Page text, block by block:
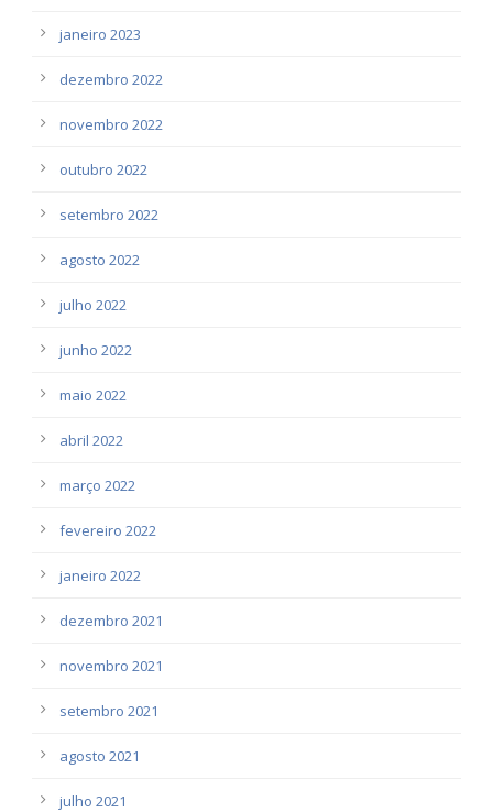
janeiro 2023
dezembro 2022
novembro 2022
outubro 2022
setembro 2022
agosto 2022
julho 2022
junho 2022
maio 2022
abril 2022
março 2022
fevereiro 2022
janeiro 2022
dezembro 2021
novembro 2021
setembro 2021
agosto 2021
julho 2021